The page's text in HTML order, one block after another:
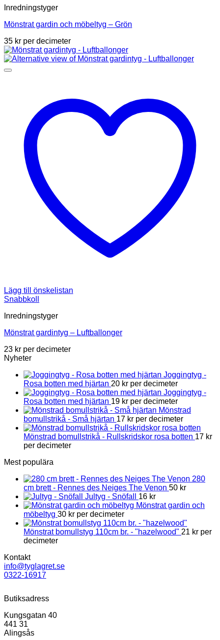
Inredningstyger
Mönstrat gardin och möbeltyg – Grön
35 kr per decimeter
Lägg till önskelistan
Snabbkoll
Inredningstyger
Mönstrat gardintyg – Luftballonger
23 kr per decimeter
Nyheter
Joggingtyg -
Rosa botten med hjärtan 20 kr per decimeter
Joggingtyg -
Rosa botten med hjärtan 19 kr per decimeter
Mönstrad
bomullstrikå - Små hjärtan 17 kr per decimeter
Mönstrad bomullstrikå - Rullskridskor rosa botten 17 kr
per decimeter
Mest populära
280
cm brett - Rennes des Neiges The Venon 50 kr
Jultyg - Snöfall
16 kr
Mönstrat gardin och
möbeltyg 30 kr per decimeter
Mönstrat bomullstyg 110cm br. - "hazelwood" 21 kr per
decimeter
Kontakt
info@tyglagret.se
0322-16917
Butiksadress
Kungsgatan 40
441 31
Alingsås